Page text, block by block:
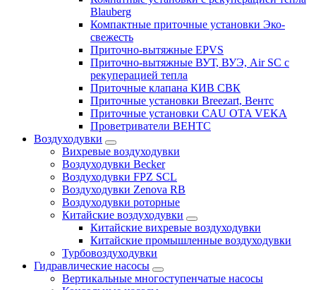
Blauberg
Компактные приточные установки Эко-
свежесть
Приточно-вытяжные EPVS
Приточно-вытяжные ВУТ, ВУЭ, Air SC с
рекуперацией тепла
Приточные клапана КИВ СВК
Приточные установки Breezart, Вентс
Приточные установки CAU OTA VEKA
Проветриватели ВЕНТС
Воздуходувки
Вихревые воздуходувки
Воздуходувки Becker
Воздуходувки FPZ SCL
Воздуходувки Zenova RB
Воздуходувки роторные
Китайские воздуходувки
Китайские вихревые воздуходувки
Китайские промышленные воздуходувки
Турбовоздуходувки
Гидравлические насосы
Вертикальные многоступенчатые насосы